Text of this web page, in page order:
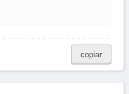
copiar